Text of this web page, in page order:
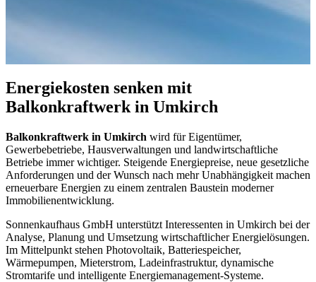
Energiekosten senken mit
Balkonkraftwerk in Umkirch
Balkonkraftwerk in Umkirch wird für Eigentümer,
Gewerbebetriebe, Hausverwaltungen und landwirtschaftliche
Betriebe immer wichtiger. Steigende Energiepreise, neue gesetzliche
Anforderungen und der Wunsch nach mehr Unabhängigkeit machen
erneuerbare Energien zu einem zentralen Baustein moderner
Immobilienentwicklung.
Sonnenkaufhaus GmbH unterstützt Interessenten in Umkirch bei der
Analyse, Planung und Umsetzung wirtschaftlicher Energielösungen.
Im Mittelpunkt stehen Photovoltaik, Batteriespeicher,
Wärmepumpen, Mieterstrom, Ladeinfrastruktur, dynamische
Stromtarife und intelligente Energiemanagement-Systeme.